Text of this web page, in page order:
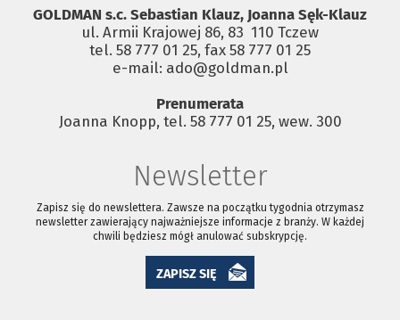
GOLDMAN s.c. Sebastian Klauz, Joanna Sęk-Klauz
ul. Armii Krajowej 86, 83 ­ 110 Tczew
tel. 58 777 01 25, fax 58 777 01 25
e-mail: ado@goldman.pl
Prenumerata
Joanna Knopp, tel. 58 777 01 25, wew. 300
Newsletter
Zapisz się do newslettera. Zawsze na początku tygodnia otrzymasz
newsletter zawierający najważniejsze informacje z branży. W każdej
chwili będziesz mógł anulować subskrypcję.
ZAPISZ SIĘ